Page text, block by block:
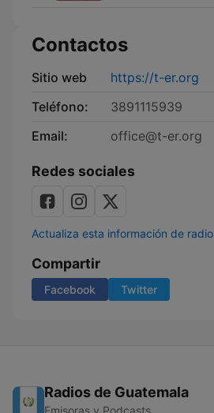
Contactos
Sitio web
https://t-er.org
Teléfono:
3891115939
Email:
office@t-er.org
Redes sociales
Actualiza esta información de radio
Compartir
Facebook Twitter
Radios de Guatemala
Emisoras y Podcasts